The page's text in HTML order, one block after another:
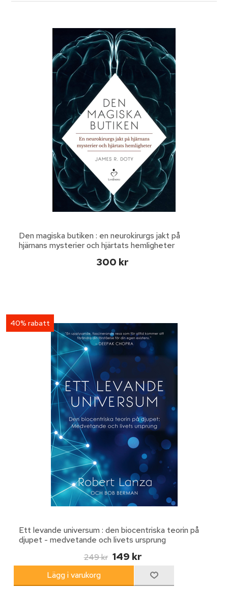
Den magiska butiken : en neurokirurgs jakt på
hjärnans mysterier och hjärtats hemligheter
300 kr
40% rabatt
Ett levande universum : den biocentriska teorin på
djupet - medvetande och livets ursprung
249 kr 149 kr